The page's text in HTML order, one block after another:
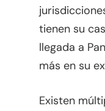
tienen su
llegada a
más en su
Existen